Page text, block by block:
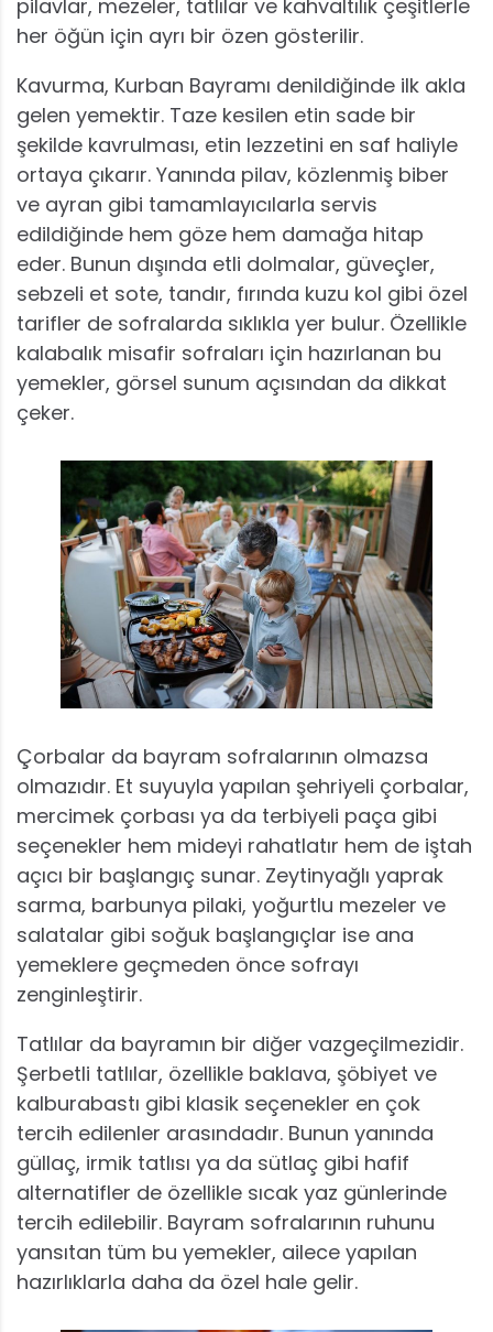
pilavlar, mezeler, tatlılar ve kahvaltılık çeşitlerle
her öğün için ayrı bir özen gösterilir.
Kavurma, Kurban Bayramı denildiğinde ilk akla
gelen yemektir. Taze kesilen etin sade bir
şekilde kavrulması, etin lezzetini en saf haliyle
ortaya çıkarır. Yanında pilav, közlenmiş biber
ve ayran gibi tamamlayıcılarla servis
edildiğinde hem göze hem damağa hitap
eder. Bunun dışında etli dolmalar, güveçler,
sebzeli et sote, tandır, fırında kuzu kol gibi özel
tarifler de sofralarda sıklıkla yer bulur. Özellikle
kalabalık misafir sofraları için hazırlanan bu
yemekler, görsel sunum açısından da dikkat
çeker.
Çorbalar da bayram sofralarının olmazsa
olmazıdır. Et suyuyla yapılan şehriyeli çorbalar,
mercimek çorbası ya da terbiyeli paça gibi
seçenekler hem mideyi rahatlatır hem de iştah
açıcı bir başlangıç sunar. Zeytinyağlı yaprak
sarma, barbunya pilaki, yoğurtlu mezeler ve
salatalar gibi soğuk başlangıçlar ise ana
yemeklere geçmeden önce sofrayı
zenginleştirir.
Tatlılar da bayramın bir diğer vazgeçilmezidir.
Şerbetli tatlılar, özellikle baklava, şöbiyet ve
kalburabastı gibi klasik seçenekler en çok
tercih edilenler arasındadır. Bunun yanında
güllaç, irmik tatlısı ya da sütlaç gibi hafif
alternatifler de özellikle sıcak yaz günlerinde
tercih edilebilir. Bayram sofralarının ruhunu
yansıtan tüm bu yemekler, ailece yapılan
hazırlıklarla daha da özel hale gelir.